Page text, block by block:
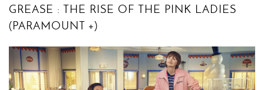
GREASE : THE RISE OF THE PINK LADIES
(PARAMOUNT +)